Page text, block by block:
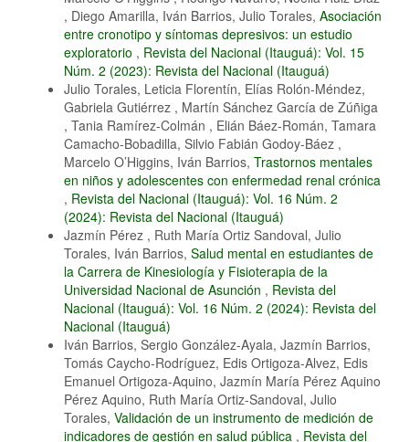
, Diego Amarilla, Iván Barrios, Julio Torales, Asociación
entre cronotipo y síntomas depresivos: un estudio
exploratorio , Revista del Nacional (Itauguá): Vol. 15
Núm. 2 (2023): Revista del Nacional (Itauguá)
Julio Torales, Leticia Florentín, Elías Rolón-Méndez,
Gabriela Gutiérrez , Martín Sánchez García de Zúñiga
, Tania Ramírez-Colmán , Elián Báez-Román, Tamara
Camacho-Bobadilla, Silvio Fabián Godoy-Báez ,
Marcelo O’Higgins, Iván Barrios, Trastornos mentales
en niños y adolescentes con enfermedad renal crónica
, Revista del Nacional (Itauguá): Vol. 16 Núm. 2
(2024): Revista del Nacional (Itauguá)
Jazmín Pérez , Ruth María Ortiz Sandoval, Julio
Torales, Iván Barrios, Salud mental en estudiantes de
la Carrera de Kinesiología y Fisioterapia de la
Universidad Nacional de Asunción , Revista del
Nacional (Itauguá): Vol. 16 Núm. 2 (2024): Revista del
Nacional (Itauguá)
Iván Barrios, Sergio González-Ayala, Jazmín Barrios,
Tomás Caycho-Rodríguez, Edis Ortigoza-Alvez, Edis
Emanuel Ortigoza-Aquino, Jazmín María Pérez Aquino
Pérez Aquino, Ruth María Ortiz-Sandoval, Julio
Torales, Validación de un instrumento de medición de
indicadores de gestión en salud pública , Revista del